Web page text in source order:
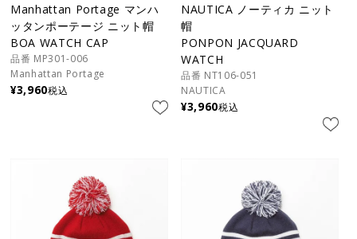
Manhattan Portage マンハ
ッタンポーテージ ニット帽
BOA WATCH CAP
品番 MP301-006
Manhattan Portage
¥3,960税込
NAUTICA ノーティカ ニット
帽
PONPON JACQUARD
WATCH
品番 NT106-051
NAUTICA
¥3,960税込